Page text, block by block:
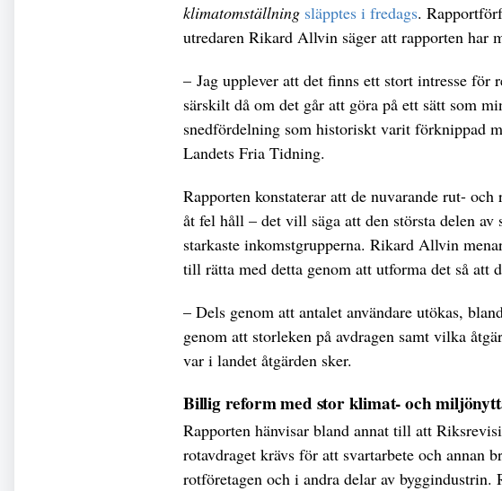
klimatomställning släpptes i fredags.
utredaren Rikard Allvin säger att rapporten har
– Jag upplever att det finns ett stort intresse för
särskilt då om det går att göra på ett sätt som
snedfördelning som historiskt varit förknippad
Landets Fria Tidning.
Rapporten konstaterar att de nuvarande rut-
åt fel håll – det vill säga att den största delen av
starkaste inkomstgrupperna. Rikard Allvin
till rätta med detta genom att utforma det så att
– Dels genom att antalet användare utökas,
genom att storleken på avdragen samt vilka
var i landet åtgärden sker.
Billig reform med stor klimat- och
Rapporten hänvisar bland annat till att
rotavdraget krävs för att svartarbete och annan
rotföretagen och i andra delar av